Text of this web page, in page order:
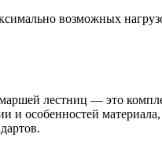
возможных
лестниц — это
и особенностей